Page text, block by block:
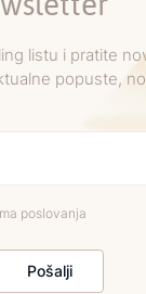
listu i pratite
popuste,
poslovanja
Pošalji